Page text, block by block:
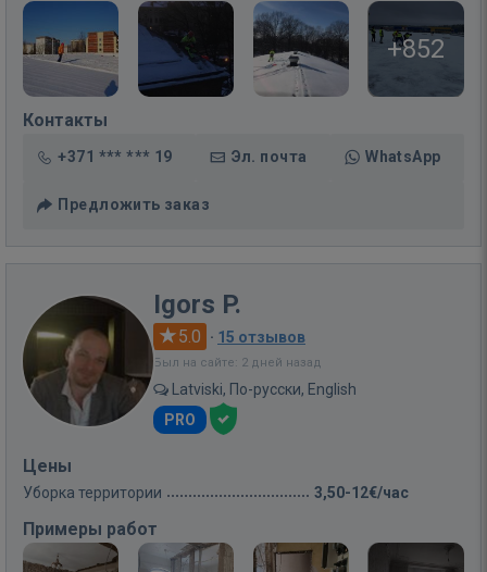
+852
Контакты
+371 *** *** 19 Эл. почта WhatsApp
Предложить заказ
Igors P.
5.0 · 15 отзывов
Был на сайте: 2 дней назад
Latviski, По-русски, English
PRO
Цены
Уборка территории 3,50-12€/час
Примеры работ